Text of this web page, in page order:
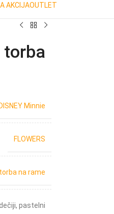
AKCIJAOUTLET
torba
DISNEY Minnie
FLOWERS
na rame
dečiji, pastelni